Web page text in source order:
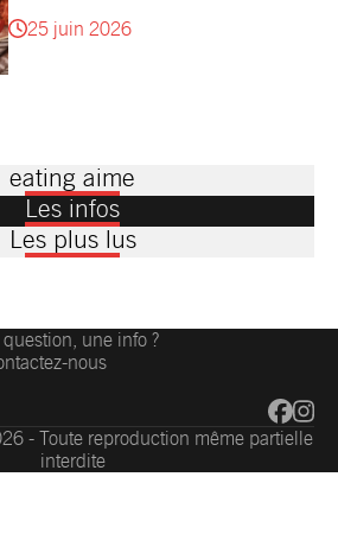
25 juin 2026
eating aime
Les infos
Les plus lus
une info ?
nous
- Toute reproduction même partielle
interdite